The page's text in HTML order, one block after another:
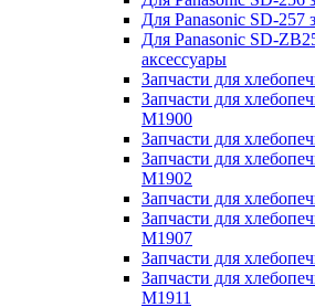
Для Panasonic SD-257
Для Panasonic SD-
аксессуары
Запчасти для
Запчасти для
M1900
Запчасти для
Запчасти для
M1902
Запчасти для
Запчасти для
M1907
Запчасти для
Запчасти для
M1911